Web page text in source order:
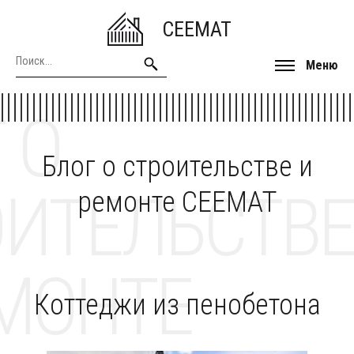
CEEMAT
Меню
Блог о строительстве и
ремонте CEEMAT
О
Коттеджи из пенобетона